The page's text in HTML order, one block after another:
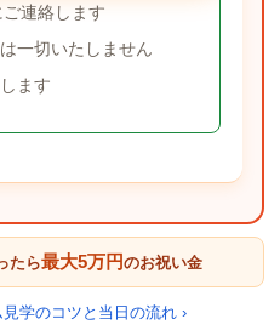
連絡します
一切いたしません
ます
たら最大5万円のお祝い金
学のコツと当日の流れ ›